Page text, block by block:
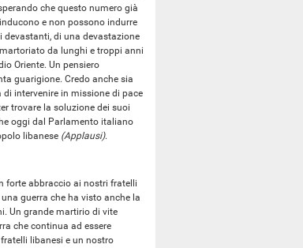
che questo numero già
e non possono indurre
di una devastazione
da lunghi e troppi anni
Oriente. Un pensiero
guarigione. Credo anche sia
intervenire in missione di pace
trovare la soluzione dei suoi
oggi dal Parlamento italiano
libanese (Applausi).
forte abbraccio ai nostri fratelli
guerra che ha visto anche la
Un grande martirio di vite
che continua ad essere
libanesi e un nostro